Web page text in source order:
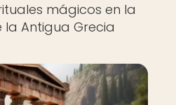
mágicos en la
Antigua Grecia